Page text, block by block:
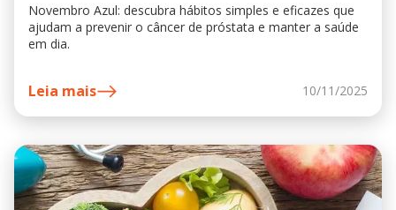
Novembro Azul: descubra hábitos simples e eficazes que
ajudam a prevenir o câncer de próstata e manter a saúde
em dia.
Leia mais 10/11/2025